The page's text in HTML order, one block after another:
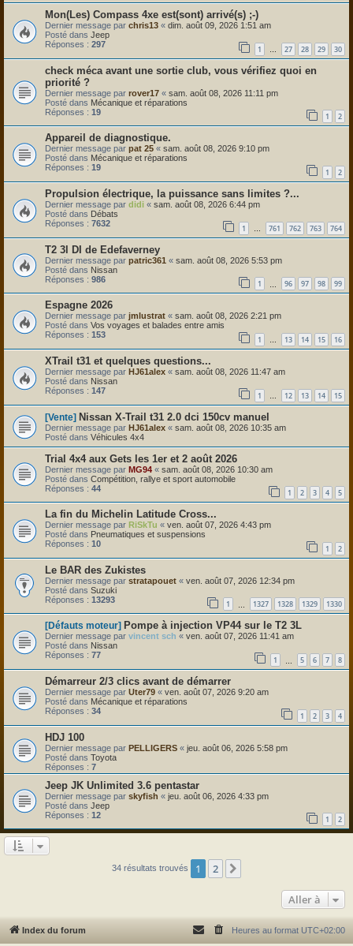
Mon(Les) Compass 4xe est(sont) arrivé(s) ;-)
Dernier message par chris13 « dim. août 09, 2026 1:51 am
Posté dans Jeep
Réponses : 297 1 … 27 28 29 30
check méca avant une sortie club, vous vérifiez quoi en
priorité ?
Dernier message par rover17 « sam. août 08, 2026 11:11 pm
Posté dans Mécanique et réparations
Réponses : 19 1 2
Appareil de diagnostique.
Dernier message par pat 25 « sam. août 08, 2026 9:10 pm
Posté dans Mécanique et réparations
Réponses : 19 1 2
Propulsion électrique, la puissance sans limites ?...
Dernier message par didi « sam. août 08, 2026 6:44 pm
Posté dans Débats
Réponses : 7632 1 … 761 762 763 764
T2 3l DI de Edefaverney
Dernier message par patric361 « sam. août 08, 2026 5:53 pm
Posté dans Nissan
Réponses : 986 1 96 97 98 99
Espagne 2026
Dernier message par jmlustrat « sam. août 08, 2026 2:21 pm
Posté dans Vos voyages et balades entre amis
Réponses : 153 1 … 13 14 15 16
XTrail t31 et quelques questions...
Dernier message par HJ61alex « sam. août 08, 2026 11:47 am
Posté dans Nissan
Réponses : 147 1 … 12 13 14 15
[Vente] Nissan X-Trail t31 2.0 dci 150cv manuel
Dernier message par HJ61alex « sam. août 08, 2026 10:35 am
Posté dans Véhicules 4x4
Trial 4x4 aux Gets les 1er et 2 août 2026
Dernier message par MG94 « sam. août 08, 2026 10:30 am
Posté dans Compétition, rallye et sport automobile
Réponses : 44 1 2 3 4 5
La fin du Michelin Latitude Cross...
Dernier message par RiSkTu « ven. août 07, 2026 4:43 pm
Posté dans Pneumatiques et suspensions
Réponses : 10 1 2
Le BAR des Zukistes
Dernier message par stratapouet « ven. août 07, 2026 12:34 pm
Posté dans Suzuki
Réponses : 13293 1 1327 1328 1329 1330
[Défauts moteur] Pompe à injection VP44 sur le T2 3L
Dernier message par vincent sch « ven. août 07, 2026 11:41 am
Posté dans Nissan
Réponses : 77 1 5 6 7 8
Démarreur 2/3 clics avant de démarrer
Dernier message par Uter79 « ven. août 07, 2026 9:20 am
Posté dans Mécanique et réparations
Réponses : 34 1 2 3 4
HDJ 100
Dernier message par PELLIGERS « jeu. août 06, 2026 5:58 pm
Posté dans Toyota
Réponses : 7
Jeep JK Unlimited 3.6 pentastar
Dernier message par skyfish « jeu. août 06, 2026 4:33 pm
Posté dans Jeep
Réponses : 12 1 2
34 résultats trouvés 1 2
Aller à
Index du forum Heures au format UTC+02:00